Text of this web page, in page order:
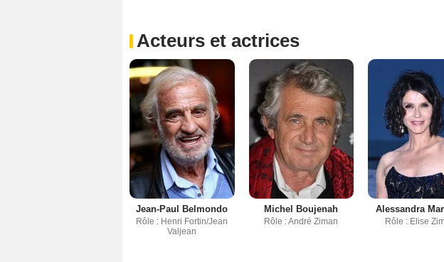
Acteurs et actrices
Jean-Paul Belmondo
Rôle : Henri Fortin/Jean
Valjean
Michel Boujenah
Rôle : André Ziman
Alessandra
Rôle : Elise